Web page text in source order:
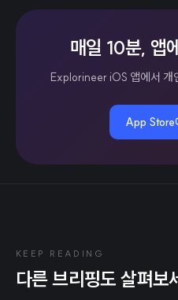
매일 10분, 앱
Explorineer iOS 앱에서 개
App Store
KEEP READING
다른 브리핑도 살펴보